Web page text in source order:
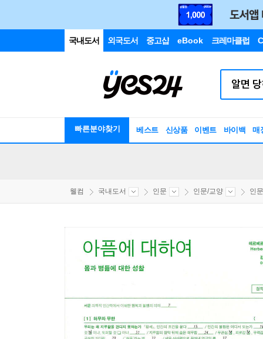
국내도서 외국도서 중고샵 eBook 크레마클럽
빠른분야찾기 베스트 신상품 이벤트 바이백 매
웰컴 국내도서 인문 인문/교양 인